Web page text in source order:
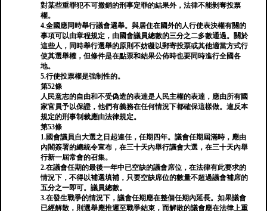
對某些重罪犯不可撤銷的刑事定罪的結果外，法律不能剝奪投票
權。
4.全國應同時舉行議會選舉。與居住在國外的人行使表決權有關的
事項可以由章程規定，由國會議員總數的三分之二多數通過。關於
這些人，同時舉行選舉的原則不妨礙以郵寄投票或其他適當方式行
使其選舉權，但條件是在點票和結果公佈時也要同時進行全國各
地。
5.行使投票權是強制性的。
第52條
人民意志的自由和不受偽造的表達是人民主權的表達，應由所有國
家官員予以保證，他們有義務在任何情況下都確保這樣做。違反本
規定的刑事制裁應由法律規定。
第53條
1.國會議員自大選之日起連任，任期四年。議會任期屆滿時，應由
內閣簽署的總統令宣布，在三十天內舉行議會大選，在三十天內舉
行新一屆常會的召集。
2.在議會任期的最後一年中已空缺的議會席位，在法律有此要求的
情況下，不得以補選填補，只要空缺席位的數量不超過議會補席的
五分之一即可。議員總數。
3.在發生戰爭的情況下，議會任期應在整個任期內延長。如果議會
已經解散，則選舉應推遲至戰爭結束，而解散的議會應在法律上重